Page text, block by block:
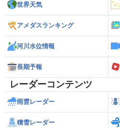
世界天気
アメダスランキング
河川水位情報
長期予報
レーダーコンテンツ
雨雲レーダー
積雪レーダー